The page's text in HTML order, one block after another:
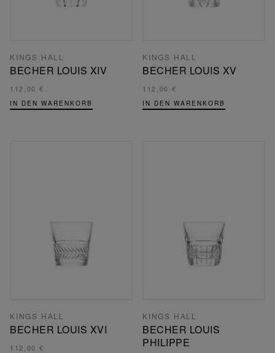
KINGS HALL
BECHER LOUIS XIV
112,00 €
IN DEN WARENKORB
KINGS HALL
BECHER LOUIS XV
112,00 €
IN DEN WARENKORB
KINGS HALL
BECHER LOUIS XVI
112,00 €
KINGS HALL
BECHER LOUIS
PHILIPPE